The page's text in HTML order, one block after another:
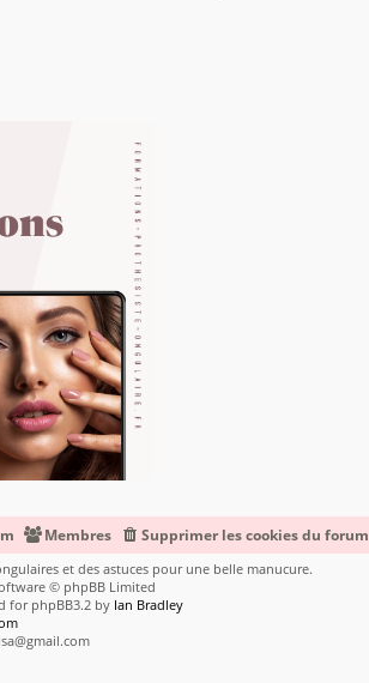
Supprimer les cookies du forum
Membres
et des astuces pour une belle manucure.
© phpBB Limited
for phpBB3.2 by Ian Bradley